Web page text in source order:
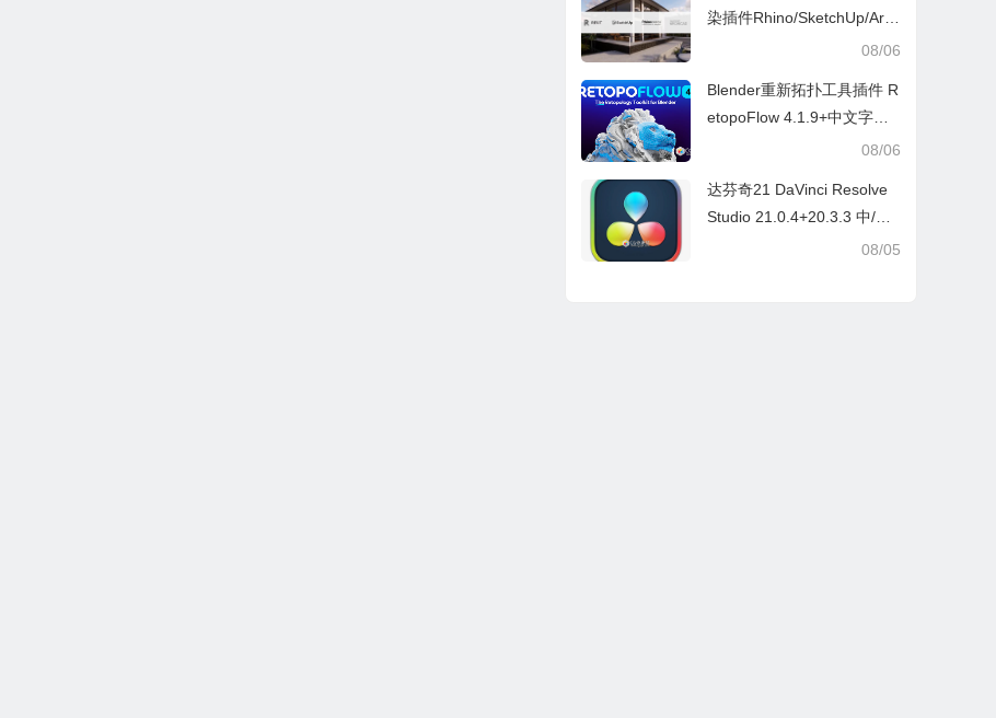
染插件Rhino/SketchUp/Arc
hicad/Revit Win+ 预设库08/06
Blender重新拓扑工具插件 R
etopoFlow 4.1.9+中文字幕
08/06
达芬奇21 DaVinci Resolve
Studio 21.0.4+20.3.3 中/英
08/05